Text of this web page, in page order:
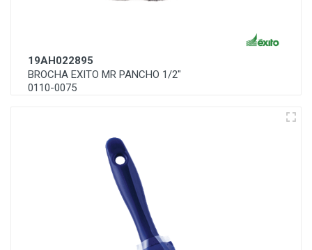
19AH022895
BROCHA EXITO MR PANCHO 1/2"
0110-0075